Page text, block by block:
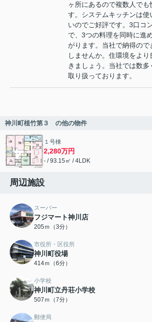
ヶ所にあるので複数人でも
す。システムキッチンは使
いのでご好評です。3口コ
で、3つの料理を同時に進
がります。当社で納得ので
しませんか。住環境をよ
きましょう。当社では数
取り扱っております。
神川町植竹第３ の他の物件
１号棟
2,280万円
- / 93.15㎡ / 4LDK
周辺施設
スーパー
フジマート神川店
205ｍ（3分）
市役所・区役所
神川町役場
414ｍ（6分）
小学校
神川町立丹荘小学校
507ｍ（7分）
郵便局